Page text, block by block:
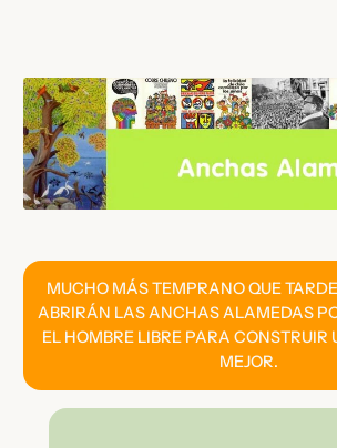
contenido
MUCHO MÁS TEMPRANO QUE
ABRIRÁN LAS ANCHAS ALAMEDAS
EL HOMBRE LIBRE PARA CONSTRUIR
MEJOR.